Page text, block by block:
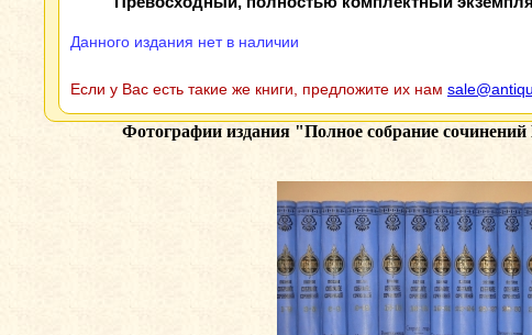
Данного издания нет в наличии
Если у Вас есть такие же книги, предложите их нам
Фотографии издания "Полное собрание